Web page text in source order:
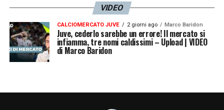
VIDEO
CALCIOMERCATO JUVE 2 giorni ago Marco Baridon
Juve, cederlo sarebbe un errore! Il mercato si
infiamma, tre nomi caldissimi – Upload | VIDEO
di Marco Baridon